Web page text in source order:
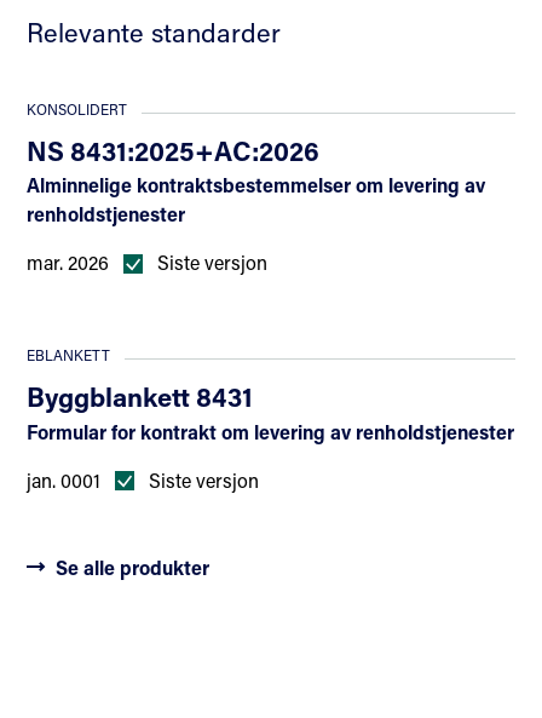
Relevante standarder
KONSOLIDERT
NS 8431:2025+AC:2026
Alminnelige kontraktsbestemmelser om levering av
renholdstjenester
mar. 2026
Siste versjon
EBLANKETT
Byggblankett 8431
Formular for kontrakt om levering av renholdstjenester
jan. 0001
Siste versjon
Se alle produkter